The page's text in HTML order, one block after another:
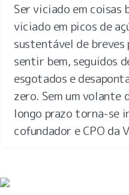
Ser viciado em coisas
viciado em picos de
sustentável de breves
sentir bem, seguidos
esgotados e
zero. Sem um volante
longo prazo torna-se
cofundador e CPO da